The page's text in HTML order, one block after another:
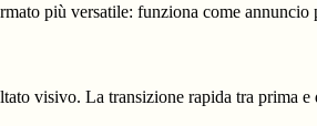
più versatile: funziona come
visivo. La transizione rapida tra prima